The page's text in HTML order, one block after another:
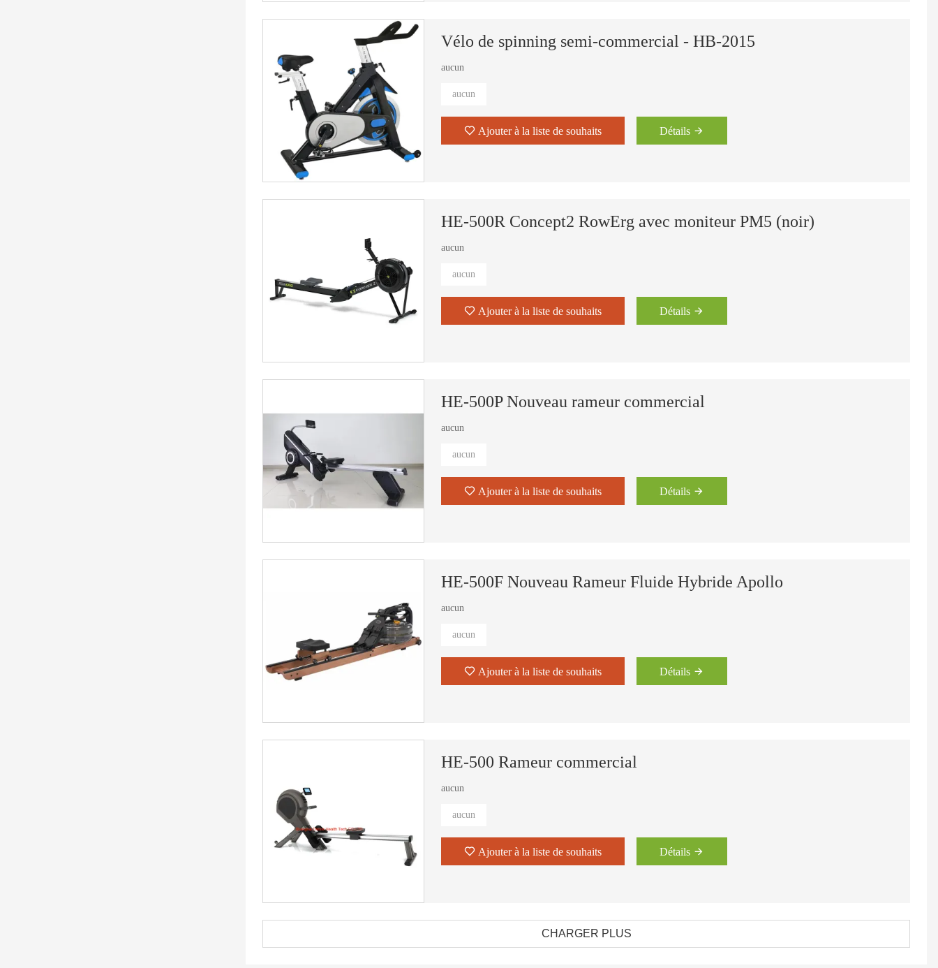
Vélo de spinning semi-commercial - HB-2015
aucun
aucun
Ajouter à la liste de souhaits Détails
HE-500R Concept2 RowErg avec moniteur PM5 (noir)
aucun
aucun
Ajouter à la liste de souhaits Détails
HE-500P Nouveau rameur commercial
aucun
aucun
Ajouter à la liste de souhaits Détails
HE-500F Nouveau Rameur Fluide Hybride Apollo
aucun
aucun
Ajouter à la liste de souhaits Détails
HE-500 Rameur commercial
aucun
aucun
Ajouter à la liste de souhaits Détails
CHARGER PLUS